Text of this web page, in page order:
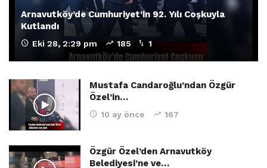
Arnavutköy’de Cumhuriyet’in 92. Yılı Coşkuyla
Kutlandı
Eki 28, 2:29 pm 185 1
Mustafa Candaroğlu’ndan Özgür
Özel’in…
10 ay önce 167
Özgür Özel’den Arnavutköy
Belediyesi’ne ve…